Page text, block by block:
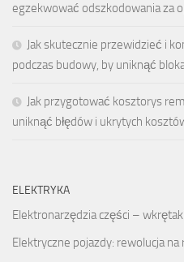
egzekwować odszkodowania za
Jak skutecznie przewidzieć i
podczas budowy, by uniknąć
Jak przygotować kosztorys
uniknąć błędów i ukrytych
ELEKTRYKA
Elektronarzędzia części –
Elektryczne pojazdy: rewolucja